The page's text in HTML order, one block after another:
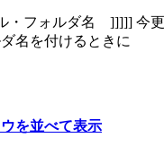
フォルダ名 ]]]]] 今更
名を付けるときに
を並べて表示